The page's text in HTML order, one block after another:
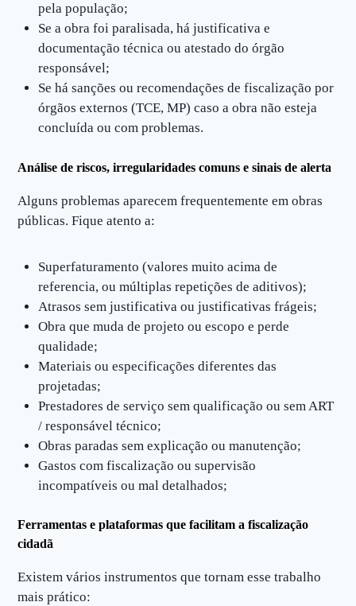
pela população;
Se a obra foi paralisada, há justificativa e
documentação técnica ou atestado do órgão
responsável;
Se há sanções ou recomendações de fiscalização por
órgãos externos (TCE, MP) caso a obra não esteja
concluída ou com problemas.
Análise de riscos, irregularidades comuns e sinais de alerta
Alguns problemas aparecem frequentemente em obras
públicas. Fique atento a:
Superfaturamento (valores muito acima de
referencia, ou múltiplas repetições de aditivos);
Atrasos sem justificativa ou justificativas frágeis;
Obra que muda de projeto ou escopo e perde
qualidade;
Materiais ou especificações diferentes das
projetadas;
Prestadores de serviço sem qualificação ou sem ART
/ responsável técnico;
Obras paradas sem explicação ou manutenção;
Gastos com fiscalização ou supervisão
incompatíveis ou mal detalhados;
Ferramentas e plataformas que facilitam a fiscalização
cidadã
Existem vários instrumentos que tornam esse trabalho
mais prático: